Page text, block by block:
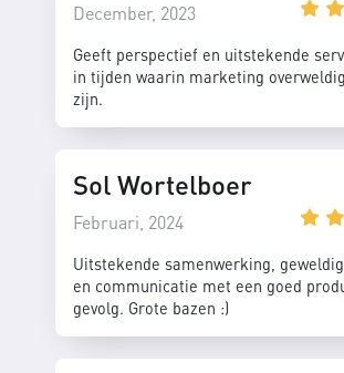
December, 2023
Geeft perspectief en uitstekende
in tijden waarin marketing
zijn.
Sol Wortelboer
Februari, 2024
Uitstekende samenwerking,
en communicatie met een goed
gevolg. Grote bazen :)